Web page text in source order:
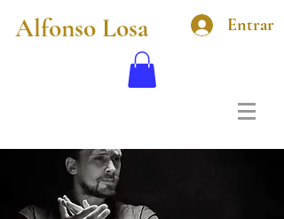
Alfonso Losa Entrar